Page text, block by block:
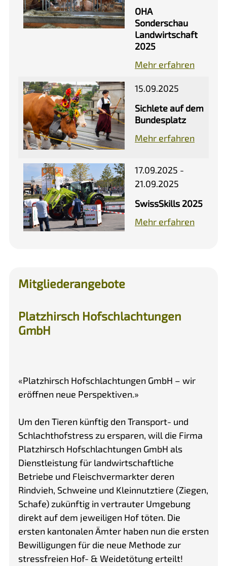
OHA
Sonderschau
Landwirtschaft
2025
Mehr erfahren
15.09.2025
Sichlete auf dem
Bundesplatz
Mehr erfahren
17.09.2025 -
21.09.2025
SwissSkills 2025
Mehr erfahren
Mitgliederangebote
Platzhirsch Hofschlachtungen
GmbH
«Platzhirsch Hofschlachtungen GmbH – wir
eröffnen neue Perspektiven.»
Um den Tieren künftig den Transport- und
Schlachthofstress zu ersparen, will die Firma
Platzhirsch Hofschlachtungen GmbH als
Dienstleistung für landwirtschaftliche
Betriebe und Fleischvermarkter deren
Rindvieh, Schweine und Kleinnutztiere (Ziegen,
Schafe) zukünftig in vertrauter Umgebung
direkt auf dem jeweiligen Hof töten. Die
ersten kantonalen Ämter haben nun die ersten
Bewilligungen für die neue Methode zur
stressfreien Hof- & Weidetötung erteilt!